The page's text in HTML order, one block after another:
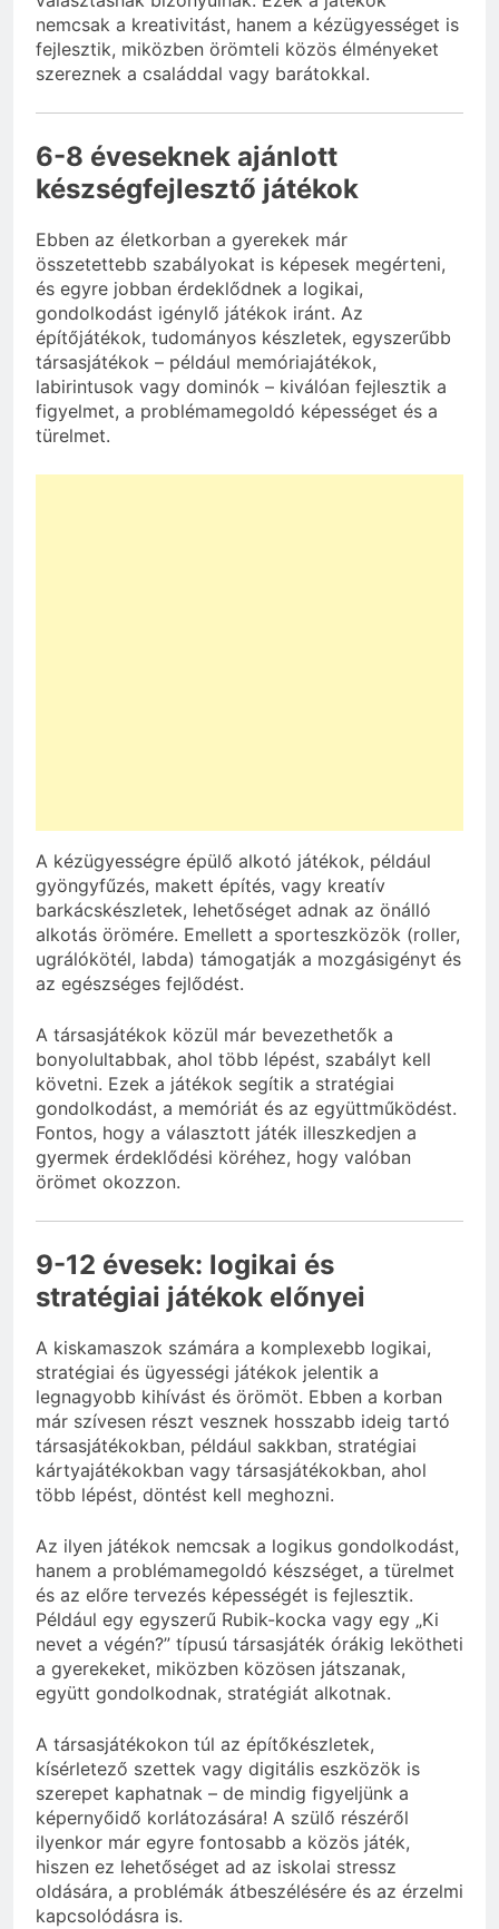
nemcsak a kreativitást, hanem a kézügyességet is
fejlesztik, miközben örömteli közös élményeket
szereznek a családdal vagy barátokkal.
6-8 éveseknek ajánlott
készségfejlesztő játékok
Ebben az életkorban a gyerekek már
összetettebb szabályokat is képesek megérteni,
és egyre jobban érdeklődnek a logikai,
gondolkodást igénylő játékok iránt. Az
építőjátékok, tudományos készletek, egyszerűbb
társasjátékok – például memóriajátékok,
labirintusok vagy dominók – kiválóan fejlesztik a
figyelmet, a problémamegoldó képességet és a
türelmet.
A kézügyességre épülő alkotó játékok, például
gyöngyfűzés, makett építés, vagy kreatív
barkácskészletek, lehetőséget adnak az önálló
alkotás örömére. Emellett a sporteszközök (roller,
ugrálókötél, labda) támogatják a mozgásigényt és
az egészséges fejlődést.
A társasjátékok közül már bevezethetők a
bonyolultabbak, ahol több lépést, szabályt kell
követni. Ezek a játékok segítik a stratégiai
gondolkodást, a memóriát és az együttműködést.
Fontos, hogy a választott játék illeszkedjen a
gyermek érdeklődési köréhez, hogy valóban
örömet okozzon.
9-12 évesek: logikai és
stratégiai játékok előnyei
A kiskamaszok számára a komplexebb logikai,
stratégiai és ügyességi játékok jelentik a
legnagyobb kihívást és örömöt. Ebben a korban
már szívesen részt vesznek hosszabb ideig tartó
társasjátékokban, például sakkban, stratégiai
kártyajátékokban vagy társasjátékokban, ahol
több lépést, döntést kell meghozni.
Az ilyen játékok nemcsak a logikus gondolkodást,
hanem a problémamegoldó készséget, a türelmet
és az előre tervezés képességét is fejlesztik.
Például egy egyszerű Rubik-kocka vagy egy „Ki
nevet a végén?” típusú társasjáték órákig lekötheti
a gyerekeket, miközben közösen játszanak,
együtt gondolkodnak, stratégiát alkotnak.
A társasjátékokon túl az építőkészletek,
kísérletező szettek vagy digitális eszközök is
szerepet kaphatnak – de mindig figyeljünk a
képernyőidő korlátozására! A szülő részéről
ilyenkor már egyre fontosabb a közös játék,
hiszen ez lehetőséget ad az iskolai stressz
oldására, a problémák átbeszélésére és az érzelmi
kapcsolódásra is.